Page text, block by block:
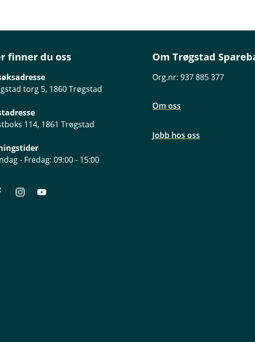
finner du oss
torg 5, 1860 Trøgstad
114, 1861 Trøgstad
- Fredag: 09:00 - 15:00
Om Trøgstad
Org.nr: 937 885 377
Om oss
Jobb hos oss